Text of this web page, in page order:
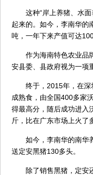
这种“岸上养猪、水面
起来的。如今，李南华的
吨，一年下来产值可达
作为海南特色农业品牌
安县委、县政府视为一项
终于，2015年，在深
成熟食，由全国400多家
得最高分，随后成功进入
斤，比在广东市场上火了
如今，李南华的南华养
送定安黑猪130多头。
除了销售黑猪，定安还